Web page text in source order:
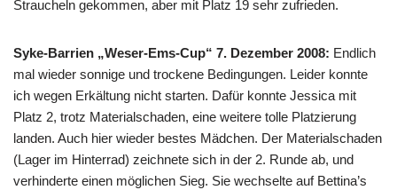
Straucheln gekommen, aber mit Platz 19 sehr zufrieden.
Syke-Barrien „Weser-Ems-Cup“ 7. Dezember 2008: Endlich
mal wieder sonnige und trockene Bedingungen. Leider konnte
ich wegen Erkältung nicht starten. Dafür konnte Jessica mit
Platz 2, trotz Materialschaden, eine weitere tolle Platzierung
landen. Auch hier wieder bestes Mädchen. Der Materialschaden
(Lager im Hinterrad) zeichnete sich in der 2. Runde ab, und
verhinderte einen möglichen Sieg. Sie wechselte auf Bettina’s